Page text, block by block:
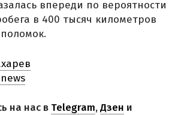
впереди по вероятности
в 400 тысяч километров
на нас в Telegram,Дзен и